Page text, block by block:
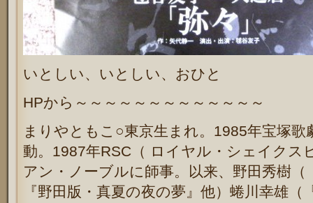
いとしい、いとしい、おひと
HPから～～～～～～～～～～～～～
まりやともこ○東京生まれ。1985年宝塚歌
動。1987年RSC（ ロイヤル・シェイクス
アン・ノーブルに師事。
以来、野田秀樹
『野田版・真夏の夜の夢』他）蜷川幸雄